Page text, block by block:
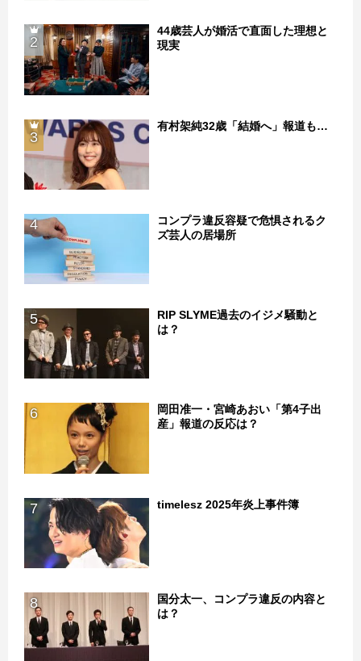
2
44歳芸人が婚活で直面した理想と
現実
3
有村架純32歳「結婚へ」報道も…
4
コンプラ違反容疑で危惧されるク
ズ芸人の居場所
5
RIP SLYME過去のイジメ騒動と
は？
6
岡田准一・宮崎あおい「第4子出
産」報道の反応は？
7 timelesz 2025年炎上事件簿
8
国分太一、コンプラ違反の内容と
は？